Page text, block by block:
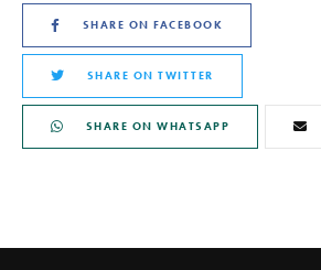
SHARE ON FACEBOOK
SHARE ON TWITTER
SHARE ON WHATSAPP